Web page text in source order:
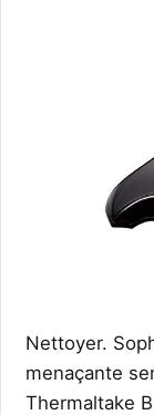
Nettoyer.
menaçante
Thermaltake